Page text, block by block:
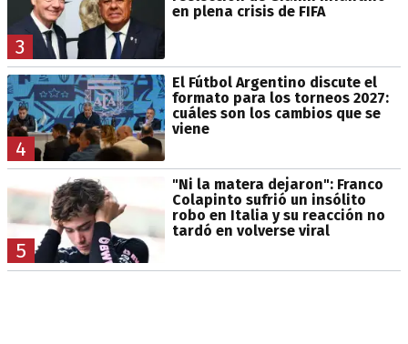
3
en plena crisis de FIFA
4
El Fútbol Argentino discute el
formato para los torneos 2027:
cuáles son los cambios que se
viene
5
"Ni la matera dejaron": Franco
Colapinto sufrió un insólito
robo en Italia y su reacción no
tardó en volverse viral